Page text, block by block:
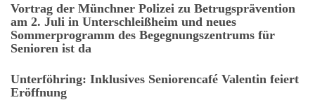
Vortrag der Münchner Polizei zu Betrugsprävention
am 2. Juli in Unterschleißheim und neues
Sommerprogramm des Begegnungszentrums für
Senioren ist da
Unterföhring: Inklusives Seniorencafé Valentin feiert
Eröffnung